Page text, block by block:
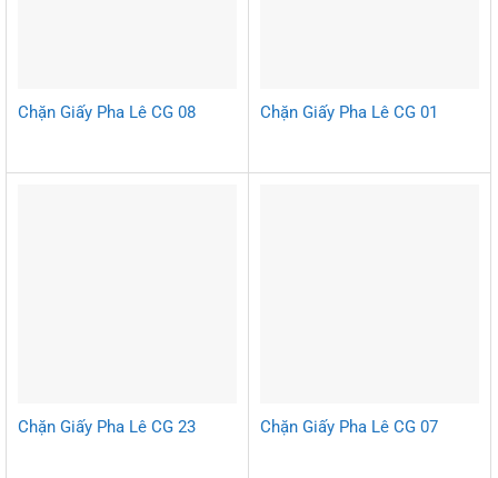
Chặn Giấy Pha Lê CG 08 Chặn Giấy Pha Lê CG 01
Chặn Giấy Pha Lê CG 23 Chặn Giấy Pha Lê CG 07